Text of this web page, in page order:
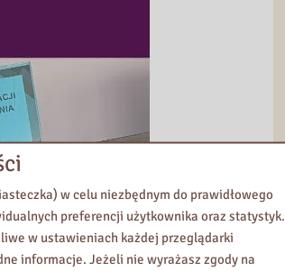
w celu niezbędnym do prawidłowego
preferencji użytkownika oraz statystyk.
w ustawieniach każdej przeglądarki
informacje. Jeżeli nie wyrażasz zgody na